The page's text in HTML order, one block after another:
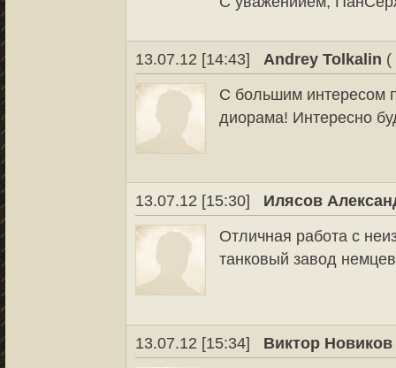
13.07.12 [14:43] Andrey Tolkalin (
С большим интересом
диорама! Интересно
13.07.12 [15:30]
Илясов
Отличная работа с
танковый завод
13.07.12 [15:34] Виктор Новиков